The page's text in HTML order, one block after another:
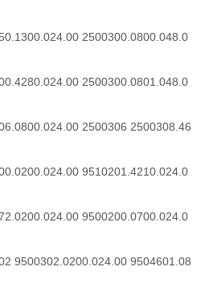
2500300.0800.048.0
2500300.0801.048.0
2500306 2500308.46
9510201.4210.024.0
9500200.0700.024.0
9500302.0200.024.00 9504601.08